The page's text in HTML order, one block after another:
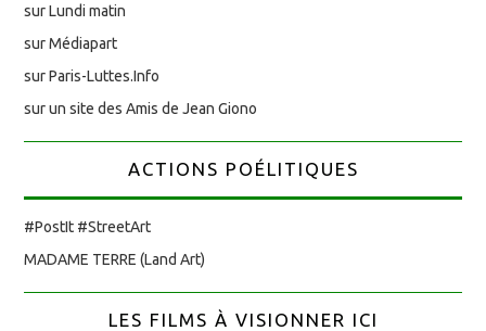
sur Lundi matin
sur Médiapart
sur Paris-Luttes.Info
sur un site des Amis de Jean Giono
ACTIONS POÉLITIQUES
#PostIt #StreetArt
MADAME TERRE (Land Art)
LES FILMS À VISIONNER ICI